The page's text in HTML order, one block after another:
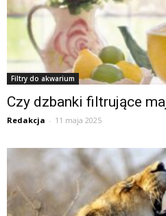
Filtry do akwarium
Czy dzbanki filtrujące
Redakcja - 11 maja 2025